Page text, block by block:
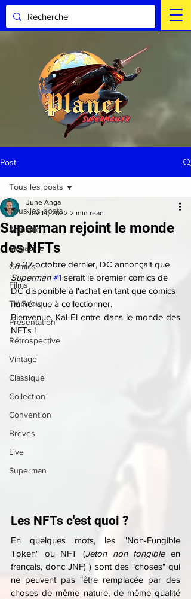
Post
Tous les posts
Actualité
Magazine
Comics
Films
TV Show
Présentation
Rétrospective
Vintage
Classique
Collection
Convention
Brèves
Live
Superman
Tous les posts
Superman rejoint le monde
des NFTs
June Anga
Nov 14, 2022 2 min read
Le 27 octobre dernier, DC annonçait que
Superman #1 serait le premier comics de
DC disponible à l'achat en tant que comics
numérique à collectionner.
Bienvenue, Kal-El entre dans le monde des
NFTs !
Les NFTs c'est quoi ?
En quelques mots, les "Non-Fungible
Token" ou NFT (Jeton non fongible en
français, donc JNF) ) sont des "choses" qui
ne peuvent pas "être remplacée par des
choses de même nature, de même qualité